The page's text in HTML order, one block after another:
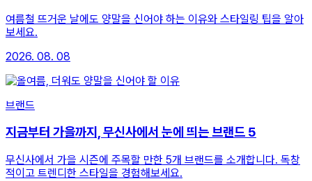
여름철 뜨거운 날에도 양말을 신어야 하는 이유와 스타일링 팁을 알아
보세요.
2026. 08. 08
브랜드
지금부터 가을까지, 무신사에서 눈에 띄는 브랜드 5
무신사에서 가을 시즌에 주목할 만한 5개 브랜드를 소개합니다. 독창
적이고 트렌디한 스타일을 경험해보세요.